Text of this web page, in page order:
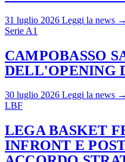
31 luglio 2026 Leggi la news →
Serie A1
CAMPOBASSO
DELL'OPENING
30 luglio 2026 Leggi la news →
LBF
LEGA BASKET
INFRONT E